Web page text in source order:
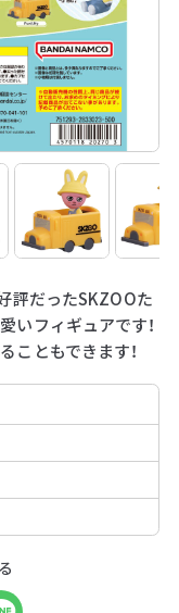
評だったSKZOOた
いフィギュアです！
こともできます！